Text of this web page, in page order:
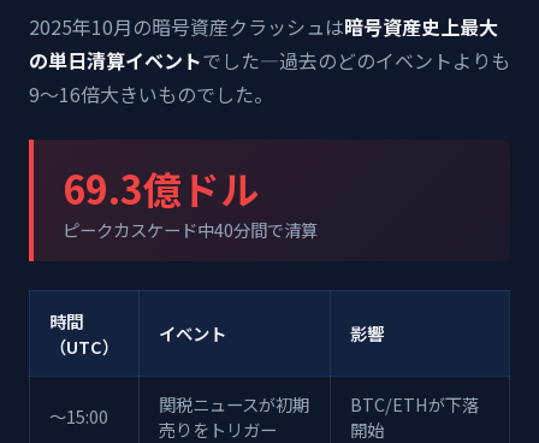
2025年10月の暗号資産クラッシュは暗号資産史上最大
の単日清算イベントでした—過去のどのイベントよりも
9〜16倍大きいものでした。
69.3億ドル
ピークカスケード中40分間で清算
時間
（UTC）
イベント 影響
〜15:00
関税ニュースが初期
売りをトリガー
BTC/ETHが下落
開始